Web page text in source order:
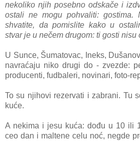
nekoliko njih posebno odskače i
ostali ne mogu pohvaliti: gostima.
shvatite, da pomislite kako u
stvar je u nečem drugom: ti gosti nisu
U Sunce, Šumatovac, Ineks,
navraćaju niko drugi do - zvezde:
producenti, fudbaleri, novinari, foto-
To su njihovi rezervati i zabrani. Tu
kuće.
A nekima i jesu kuća: dođu u 10 ili
ceo dan i maltene celu noć, negde